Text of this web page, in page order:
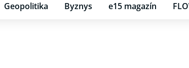
Geopolitika Byznys e15 magazín